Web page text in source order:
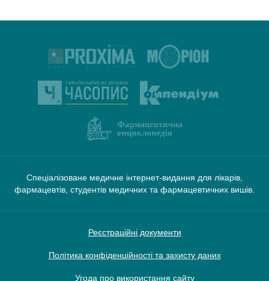
Спеціалізоване медичне інтернет-видання для лікарів,
фармацевтів, студентів медичних та фармацевтичних вишів.
Реєстраційні документи
Політика конфіденційності та захисту даних
Угода про використання сайту